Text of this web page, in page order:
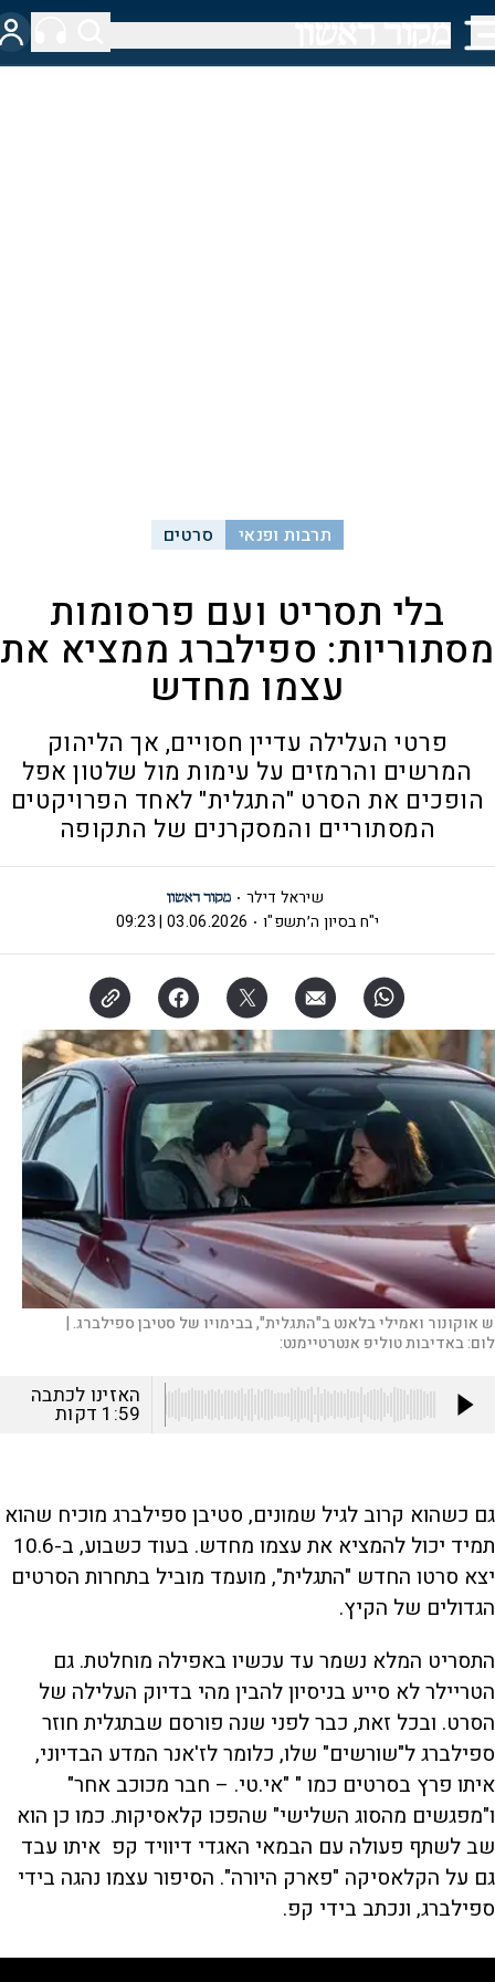
תרבות ופנאי סרטים
בלי תסריט ועם פרסומות
מסתוריות: ספילברג ממציא את
עצמו מחדש
פרטי העלילה עדיין חסויים, אך הליהוק
המרשים והרמזים על עימות מול שלטון אפל
הופכים את הסרט "התגלית" לאחד הפרויקטים
המסתוריים והמסקרנים של התקופה
שיראל דילר
י"ח בסיון ה׳תשפ"ו
03.06.2026 | 09:23
אוקונור ואמילי בלאנט ב"התגלית", בבימויו של סטיבן ספילברג. |
באדיבות טוליפ אנטרטיימנט:
האזינו לכתבה
1:59 דקות
גם כשהוא קרוב לגיל שמונים, סטיבן ספילברג מוכיח שהוא
תמיד יכול להמציא את עצמו מחדש. בעוד כשבוע, ב-10.6
יצא סרטו החדש "התגלית", מועמד מוביל בתחרות הסרטים
הגדולים של הקיץ.
התסריט המלא נשמר עד עכשיו באפילה מוחלטת. גם
הטריילר לא סייע בניסיון להבין מהי בדיוק העלילה של
הסרט. ובכל זאת, כבר לפני שנה פורסם שבתגלית חוזר
ספילברג ל"שורשים" שלו, כלומר לז'אנר המדע הבדיוני,
איתו פרץ בסרטים כמו " "אי.טי. – חבר מכוכב אחר"
ו"מפגשים מהסוג השלישי" שהפכו קלאסיקות. כמו כן הוא
שב לשתף פעולה עם הבמאי האגדי דיוויד קפ איתו עבד
גם על הקלאסיקה "פארק היורה". הסיפור עצמו נהגה בידי
ספילברג, ונכתב בידי קפ.